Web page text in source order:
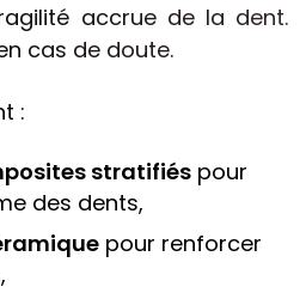
accrue de la dent.
cas de doute.
:
stratifiés pour
des dents,
pour renforcer